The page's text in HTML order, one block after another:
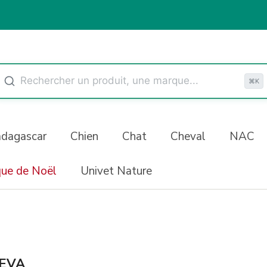
⌘K
Chien Chat Cheval NAC
de Noël Univet Nature